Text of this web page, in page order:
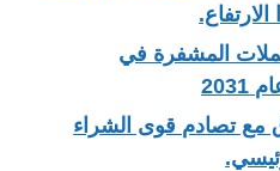
المشفرة في
مع تصادم قوى الشراء